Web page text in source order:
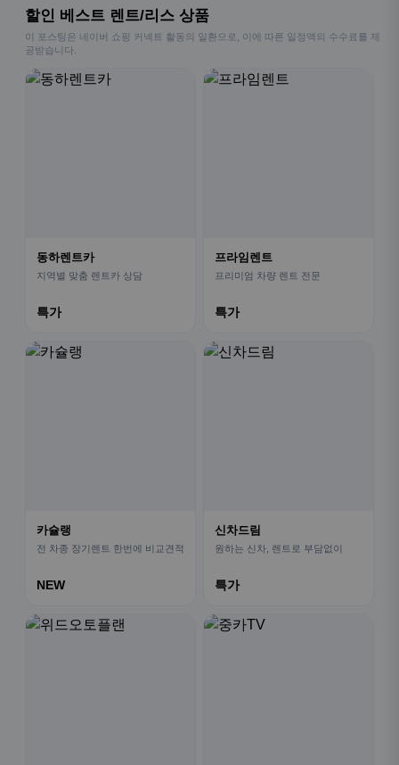
할인 베스트 렌트/리스 상품
이 포스팅은 네이버 쇼핑 커넥트 활동의 일환으로, 이에 따른 일정액의 수수료를 제
공받습니다.
동하렌트카
지역별 맞춤 렌트카 상담
특가
프라임렌트
프리미엄 차량 렌트 전문
특가
카슐랭
전 차종 장기렌트 한번에 비교견적
NEW
신차드림
원하는 신차, 렌트로 부담없이
특가